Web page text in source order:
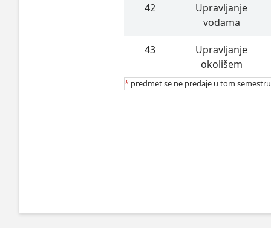
42
Upravljanje
vodama
43
Upravljanje
okolišem
* predmet se ne predaje u tom semestru